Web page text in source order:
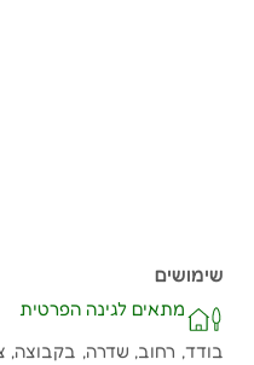
שימושים
מתאים לגינה הפרטית
בודד, רחוב, שדרה, בקבוצה,